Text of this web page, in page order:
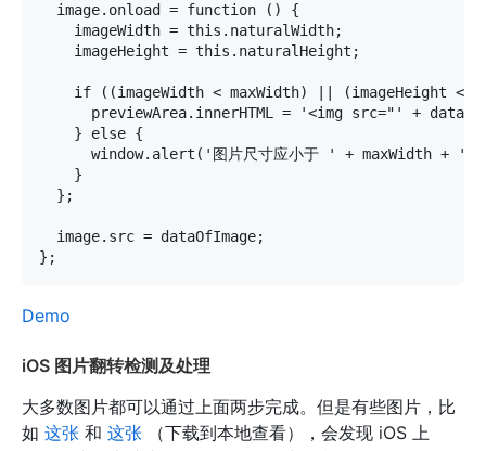
  image.onload = function () {
    imageWidth = this.naturalWidth;
    imageHeight = this.naturalHeight;
if ((imageWidth < maxWidth) || (imageHeight <
previewArea.innerHTML = '<img src="' +
    } else {
window.alert('图片尺寸应小于 ' + maxWidth + '
    }
  };
  image.src = dataOfImage;
Demo
iOS 图片翻转检测及处理
大多数图片都可以通过上面两步完成。但是有些图片，比
如 这张 和 这张 （下载到本地查看），会发现 iOS 上